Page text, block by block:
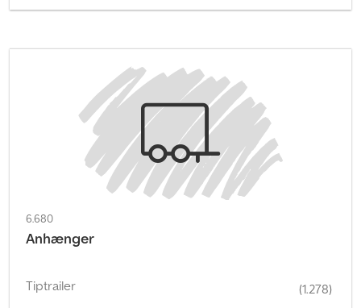
6.680
Anhænger
Tiptrailer
(1.278)